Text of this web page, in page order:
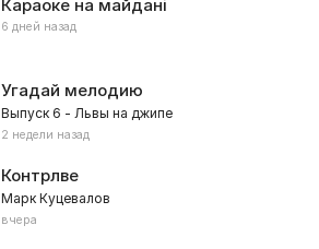
Караоке на майдані
6 дней назад
Угадай мелодию
Выпуск 6 - Львы на джипе
2 недели назад
Контрлве
Марк Куцевалов
вчера